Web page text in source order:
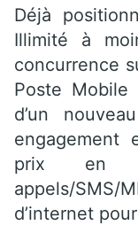
Déjà
Illimité à
concurrence
Poste Mobile
d’un
engagement
prix en
appels/
d’internet